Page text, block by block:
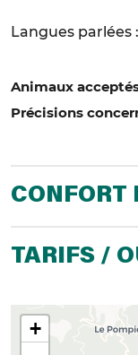
Langues parlées :
Animaux
Précisions
CONFORT
TARIFS /
+